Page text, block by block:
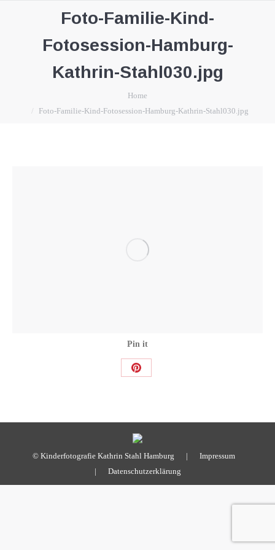
Foto-Familie-Kind-
Fotosession-Hamburg-
Kathrin-Stahl030.jpg
Home
Foto-Familie-Kind-Fotosession-Hamburg-Kathrin-Stahl030.jpg
Pin it
Share
© Kinderfotografie Kathrin Stahl Hamburg | Impressum
| Datenschutzerklärung